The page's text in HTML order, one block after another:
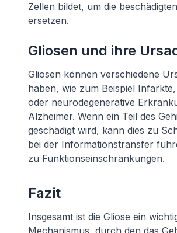
Zellen bildet, um die
ersetzen.
Gliosen und ihre
Gliosen können verschiedene
haben, wie zum Beispiel
oder neurodegenerative
Alzheimer. Wenn ein Teil des
geschädigt wird, kann dies zu
bei der Informationstransfer
zu Funktionseinschränkungen.
Fazit
Insgesamt ist die Gliose ein
Mechanismus, durch den das